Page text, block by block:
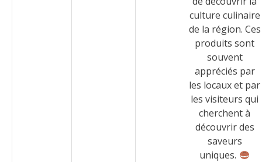
culture culinaire
de la région. Ces
produits sont
souvent
appréciés par
les locaux et par
les visiteurs qui
cherchent à
découvrir des
saveurs
uniques.